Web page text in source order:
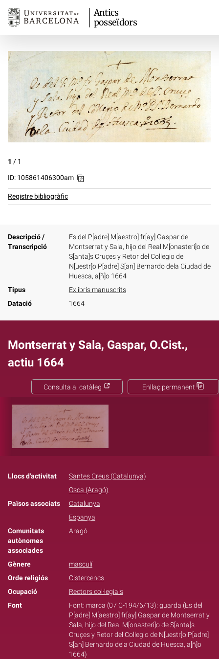
Antics
posseïdors
1 / 1
ID: 105861406300am
Registre bibliogràfic
Descripció /
Transcripció
Es del P[adre] M[aestro] fr[ay] Gaspar de
Montserrat y Sala, hijo del Real M[onasteri]o de
S[anta]s Cruçes y Retor del Collegio de
N[uestr]o P[adre] S[an] Bernardo dela Ciudad de
Huesca, a[ñ]o 1664
Tipus
Exlibris manuscrits
Datació
1664
Montserrat y Sala, Gaspar, O.Cist.,
actiu 1664
Enllaç permanent
Consulta al catàleg
Llocs d'activitat
Santes Creus (Catalunya)
Osca (Aragó)
Països associats
Catalunya
Espanya
Comunitats
autònomes
associades
Aragó
Gènere
masculí
Orde religiós
Cistercencs
Ocupació
Rectors col·legials
Font
Font: marca (07 C-194/6/13): guarda (Es del
P[adre] M[aestro] fr[ay] Gaspar de Montserrat y
Sala, hijo del Real M[onasteri]o de S[anta]s
Cruçes y Retor del Collegio de N[uestr]o P[adre]
S[an] Bernardo dela Ciudad de Huesca, a[ñ]o
1664)